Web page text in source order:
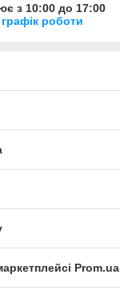
з 10:00 до 17:00
роботи
Prom.ua